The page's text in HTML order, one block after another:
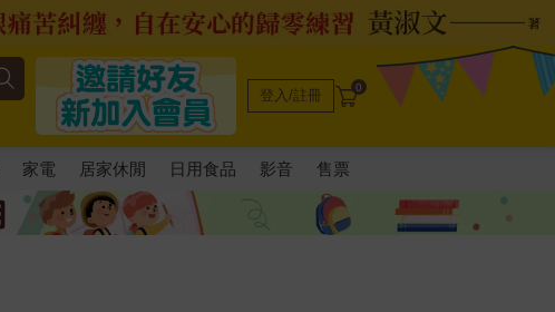
登入/註冊 0
家電 居家休閒 日用食品 影音 售票